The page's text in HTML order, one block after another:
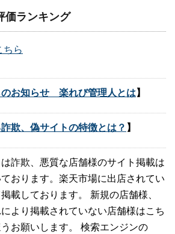
価ランキング
ちら
のお知らせ 楽れび管理人とは 】
欺、偽サイトの特徴とは？ 】
詐欺、悪質な店舗様のサイト掲載は
おります。楽天市場に出店されてい
載しております。 新規の店舗様、
より掲載されていない店舗様はこち
お願いします。 検索エンジンの